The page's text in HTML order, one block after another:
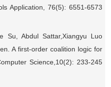
Application, 76(5): 6551-6573
Su, Abdul Sattar,Xiangyu Luo
A first-order coalition logic for
Science,10(2): 233-245